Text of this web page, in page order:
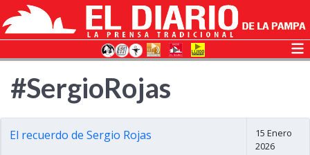
#SergioRojas
El recuerdo de Sergio Rojas
15 Enero
2026